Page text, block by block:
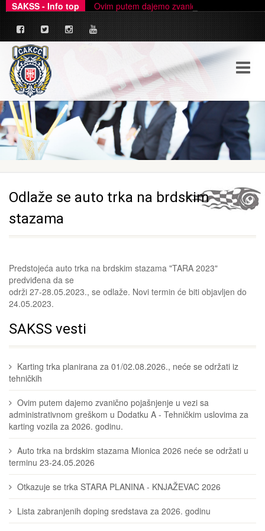
SAKSS - Info top Ovim putem dajemo zvanično pojašnjenje u
Odlaže se auto trka na brdskim
stazama
Predstojeća auto trka na brdskim stazama "TARA 2023"
predviđena da se
održi 27-28.05.2023., se odlaže. Novi termin će biti objavljen do
24.05.2023.
SAKSS vesti
Karting trka planirana za 01/02.08.2026., neće se održati iz
tehničkih
Ovim putem dajemo zvanično pojašnjenje u vezi sa
administrativnom greškom u Dodatku A - Tehničkim uslovima za
karting vozila za 2026. godinu.
Auto trka na brdskim stazama Mionica 2026 neće se održati u
terminu 23-24.05.2026
Otkazuje se trka STARA PLANINA - KNJAŽEVAC 2026
Lista zabranjenih doping sredstava za 2026. godinu